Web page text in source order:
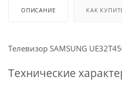
ОПИСАНИЕ КАК
Телевизор SAMSUNG
Технические